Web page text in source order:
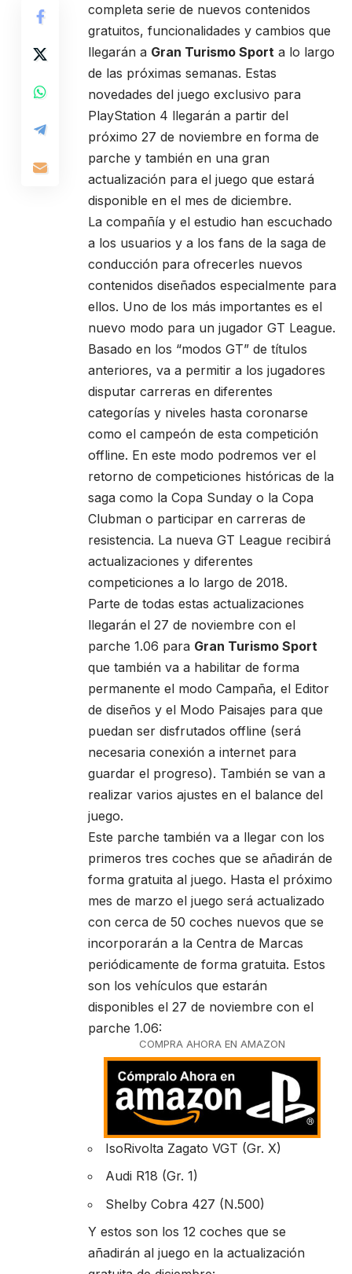
completa serie de nuevos contenidos
gratuitos, funcionalidades y cambios que
llegarán a Gran Turismo Sport a lo largo
de las próximas semanas. Estas
novedades del juego exclusivo para
PlayStation 4 llegarán a partir del
próximo 27 de noviembre en forma de
parche y también en una gran
actualización para el juego que estará
disponible en el mes de diciembre.
La compañía y el estudio han escuchado
a los usuarios y a los fans de la saga de
conducción para ofrecerles nuevos
contenidos diseñados especialmente para
ellos. Uno de los más importantes es el
nuevo modo para un jugador GT League.
Basado en los “modos GT” de títulos
anteriores, va a permitir a los jugadores
disputar carreras en diferentes
categorías y niveles hasta coronarse
como el campeón de esta competición
offline. En este modo podremos ver el
retorno de competiciones históricas de la
saga como la Copa Sunday o la Copa
Clubman o participar en carreras de
resistencia. La nueva GT League recibirá
actualizaciones y diferentes
competiciones a lo largo de 2018.
Parte de todas estas actualizaciones
llegarán el 27 de noviembre con el
parche 1.06 para Gran Turismo Sport
que también va a habilitar de forma
permanente el modo Campaña, el Editor
de diseños y el Modo Paisajes para que
puedan ser disfrutados offline (será
necesaria conexión a internet para
guardar el progreso). También se van a
realizar varios ajustes en el balance del
juego.
Este parche también va a llegar con los
primeros tres coches que se añadirán de
forma gratuita al juego. Hasta el próximo
mes de marzo el juego será actualizado
con cerca de 50 coches nuevos que se
incorporarán a la Centra de Marcas
periódicamente de forma gratuita. Estos
son los vehículos que estarán
disponibles el 27 de noviembre con el
parche 1.06:
COMPRA AHORA EN AMAZON
IsoRivolta Zagato VGT (Gr. X)
Audi R18 (Gr. 1)
Shelby Cobra 427 (N.500)
Y estos son los 12 coches que se
añadirán al juego en la actualización